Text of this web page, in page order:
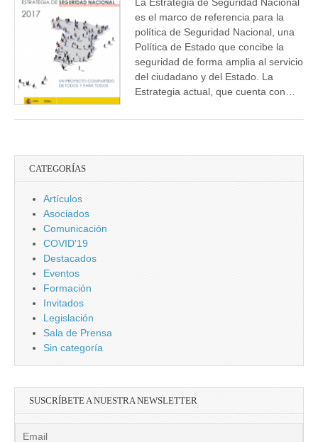
es el marco de referencia para la
política de Seguridad Nacional, una
Política de Estado que concibe la
seguridad de forma amplia al servicio
del ciudadano y del Estado. La
Estrategia actual, que cuenta con…
CATEGORÍAS
Artículos
Asociados
Comunicación
COVID'19
Destacados
Eventos
Formación
Invitados
Legislación
Sala de Prensa
Sin categoría
SUSCRÍBETE A NUESTRA NEWSLETTER